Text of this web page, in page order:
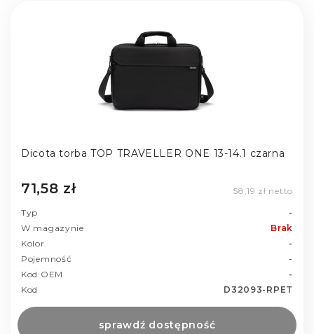
Dicota torba TOP TRAVELLER ONE 13-14.1 czarna
71,58 zł 58,19 zł netto
Typ
-
W magazynie
Brak
Kolor
-
Pojemność
-
Kod OEM
-
Kod
D32093-RPET
sprawdź dostępność